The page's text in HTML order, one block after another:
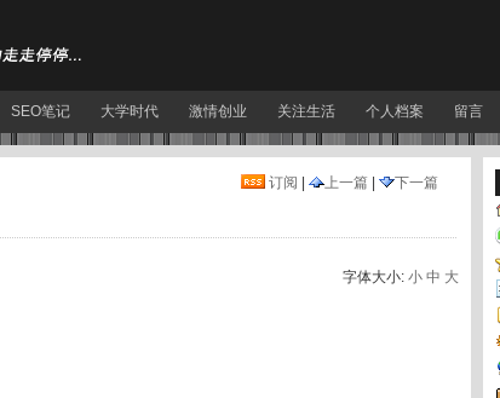
SEO笔记 大学时代 激情创业 关注生活 个人档案 留言
订阅 上一篇 下一篇
字体大小: 小 中 大